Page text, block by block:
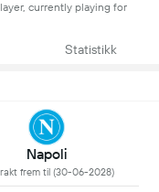
currently playing for
Statistikk
Napoli
frem til (30-06-2028)